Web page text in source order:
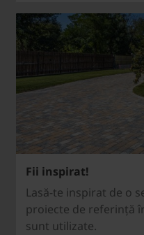
Fii inspirat!
Lasă-te inspirat de o
proiecte de referință
sunt utilizate.